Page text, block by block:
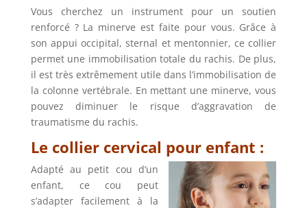
Vous cherchez un instrument pour un soutien
renforcé ? La minerve est faite pour vous. Grâce à
son appui occipital, sternal et mentonnier, ce collier
permet une immobilisation totale du rachis. De plus,
il est très extrêmement utile dans l’immobilisation de
la colonne vertébrale. En mettant une minerve, vous
pouvez diminuer le risque d’aggravation de
traumatisme du rachis.
Le collier cervical pour enfant :
Adapté au petit cou d’un
enfant, ce cou peut
s’adapter facilement à la